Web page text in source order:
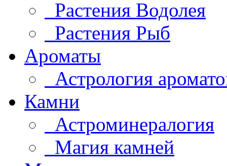
Растения Водолея
Растения Рыб
Ароматы
Астрология
Камни
Астроминералогия
Магия камней